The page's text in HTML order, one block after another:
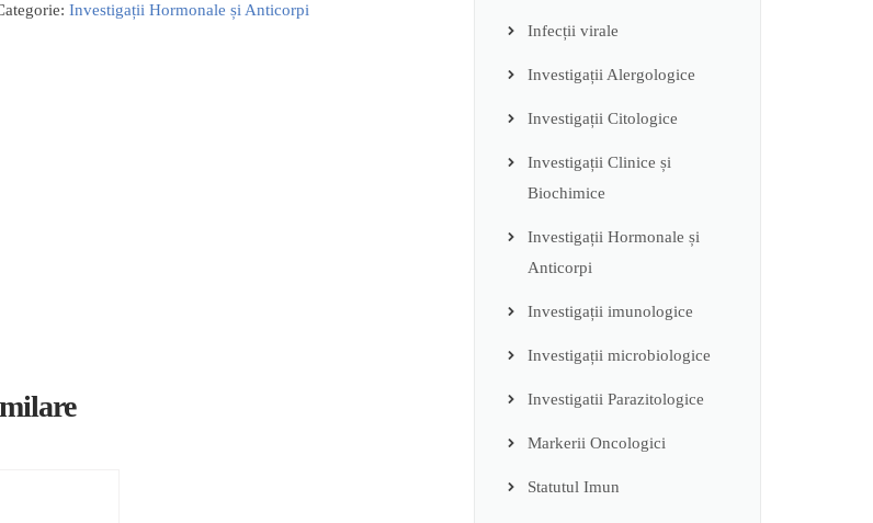
Investigații Hormonale și Anticorpi
Infecții virale
Investigații Alergologice
Investigații Citologice
Investigații Clinice și
Biochimice
Investigații Hormonale și
Anticorpi
Investigații imunologice
Investigații microbiologice
Investigatii Parazitologice
Markerii Oncologici
Statutul Imun